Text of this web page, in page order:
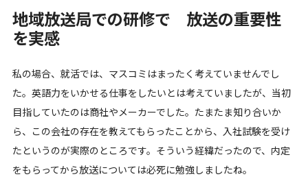
地域放送局での研修で 放送の重要性
を実感
私の場合、就活では、マスコミはまったく考えていませんでし
た。英語力をいかせる仕事をしたいとは考えていましたが、当初
目指していたのは商社やメーカーでした。たまたま知り合いか
ら、この会社の存在を教えてもらったことから、入社試験を受け
たというのが実際のところです。そういう経緯だったので、内定
をもらってから放送については必死に勉強しましたね。